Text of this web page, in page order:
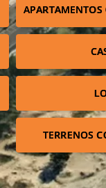
TERRENOS